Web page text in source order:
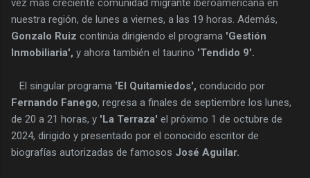
vez más creciente comunidad migrante iberoamericana en
nuestra región, de lunes a viernes, a las 19 horas. Además,
Gonzalo Ruiz continúa dirigiendo el programa 'Gestión
Inmobiliaria', y ahora también el taurino 'Tendido 9'.
El singular programa 'El Quitamiedos', conducido por
Fernando Fanego, regresa a finales de septiembre los lunes,
de 20 a 21 horas, y 'La Terraza' el próximo 1 de octubre de
2024, dirigido y presentado por el conocido escritor de
biografías autorizadas de famosos José Aguilar.